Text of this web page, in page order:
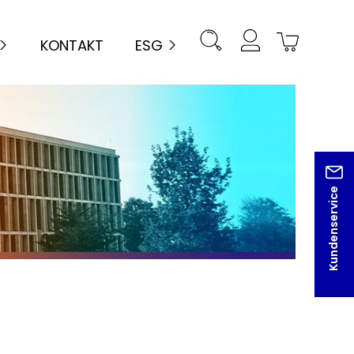
KONTAKT ESG
Kundenservice